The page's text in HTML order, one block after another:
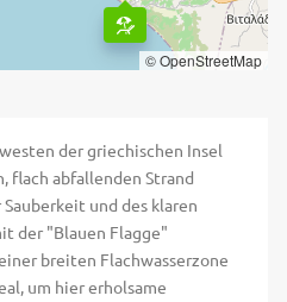
© OpenStreetMap
der griechischen Insel
flach abfallenden Strand
und des klaren
der "Blauen Flagge"
breiten Flachwasserzone
um hier erholsame